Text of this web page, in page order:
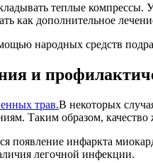
теплые
как дополнительное
народных средств
и
В некоторых
Таким образом,
появление инфаркта
легочной инфекции.